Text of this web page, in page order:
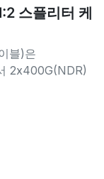
스플리터 케
블)은
2x400G(NDR)